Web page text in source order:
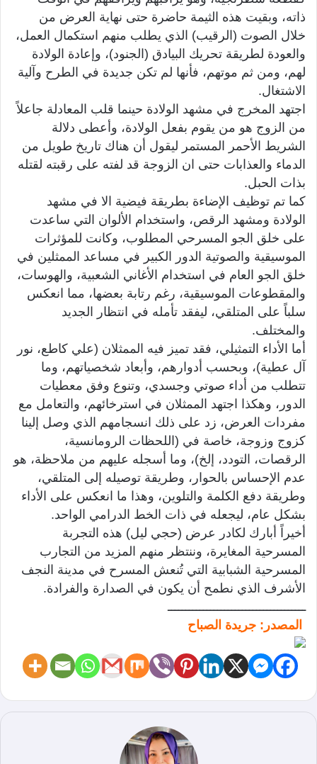
ذاته، وبقيت هذه الثيمة حاضرة حتى نهاية العرض من
خلال الصوت (الرقيب) الذي يطلب منهم استكمال العمل،
والعودة لطريقة تحريك البيادق (الجنود)، وإعادة الولادة
لهم، ومن ثم موتهم، فأنها لم تكن جديدة في الطرح وآلية
الاشتغال.
اجتهد المخرج في مشهد الولادة حينما قلب المعادلة جاعلاً
من الزوج هو من يقوم بفعل الولادة، وأعطى دلالة
الشريط الأحمر المستمر ليقول أن هناك تاريخ طويل من
الدماء والعذابات حتى ان الزوجة قد لفته على رقبته لقتله
بذات الحبل.
كما تم توظيف الإضاءة بطريقة فيضية الا في مشهد
الولادة ومشهد الرقص، واستخدام الألوان التي ساعدت
على خلق الجو المسرحي المطلوب، وكانت للمؤثرات
الموسيقية والصوتية الدور الكبير في مساعد الممثلين في
خلق الجو العام في استخدام الأغاني الشعبية، والهوسات،
والمقطوعات الموسيقية، رغم رتابة بعضها، مما انعكس
سلباً على المتلقي، ليفقد تأمله في انتظار الجديد
والمختلف.
أما الأداء التمثيلي، فقد تميز فيه الممثلان (علي كاطع، نور
آل عطية)، وبحسب أدوارهم، وأبعاد شخصياتهم، وما
تتطلب من أداء صوتي وجسدي، وتنوع وفق معطيات
الدور، وهكذا اجتهد الممثلان في استرخائهم، والتعامل مع
مفردات العرض، زد على ذلك انسجامهم الذي وصل إلينا
كزوج وزوجة، خاصة في (اللحظات الرومانسية،
الرقصات، التودد، إلخ)، وما أسجله عليهم من ملاحظة، هو
عدم الإحساس بالحوار، وطريقة توصيله إلى المتلقي،
وطريقة دفع الكلمة والتلوين، وهذا ما انعكس على الأداء
بشكل عام، ليجعله في ذات الخط الدرامي الواحد.
أخيراً أبارك لكادر عرض (حجي ليل) هذه التجربة
المسرحية المغايرة، وننتظر منهم المزيد من التجارب
المسرحية الشبابية التي تُنعش المسرح في مدينة النجف
الأشرف الذي نطمح أن يكون في الصدارة والفرادة.
ـــــــــــــــــــــــــــــــــــــــ
المصدر: جريدة الصباح